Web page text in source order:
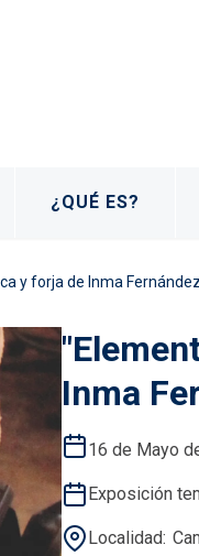
¿QUÉ ES?
y forja de Inma
Inma
16 de Mayo
Exposición
Localidad